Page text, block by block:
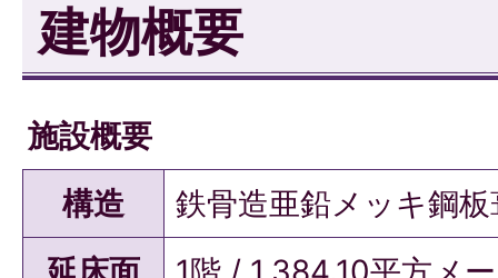
建物概要
施設概要
構造
鉄骨造亜鉛メッキ鋼